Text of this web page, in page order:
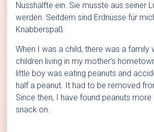
Nusshälfte ein. Sie musste aus seiner
werden. Seitdem sind Erdnüsse für
Knabberspaß.
When I was a child, there was a family
children living in my mother’s
little boy was eating peanuts and
half a peanut. It had to be removed
Since then, I have found peanuts
snack on.